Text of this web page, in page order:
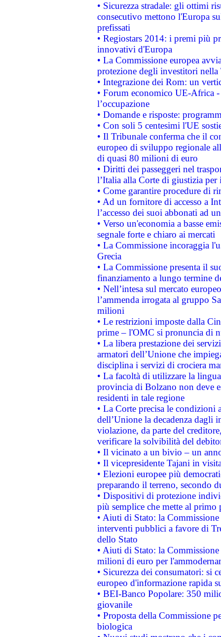
• Sicurezza stradale: gli ottimi
consecutivo mettono l'Europa
prefissati
• Regiostars 2014: i premi più
innovativi d'Europa
• La Commissione europea
protezione degli investitori
• Integrazione dei Rom: un
• Forum economico UE-Africa -
l’occupazione
• Domande e risposte:
• Con soli 5 centesimi l'UE
• Il Tribunale conferma che il
europeo di sviluppo regionale
di quasi 80 milioni di euro
• Diritti dei passeggeri nel
l’Italia alla Corte di giustizia
• Come garantire procedure di
• Ad un fornitore di accesso a
l’accesso dei suoi abbonati ad
• Verso un'economia a basse
segnale forte e chiaro ai mercati
• La Commissione incoraggia
Grecia
• La Commissione presenta il
finanziamento a lungo termine
• Nell’intesa sul mercato
l’ammenda irrogata al gruppo
milioni
• Le restrizioni imposte dalla
prime – l'OMC si pronuncia di
• La libera prestazione dei
armatori dell’Unione che
disciplina i servizi di crociera
• La facoltà di utilizzare la
provincia di Bolzano non deve
residenti in tale regione
• La Corte precisa le
dell’Unione la decadenza dagli
violazione, da parte del
verificare la solvibilità del
• Il vicinato a un bivio – un
• Il vicepresidente Tajani in
• Elezioni europee più
preparando il terreno, secondo
• Dispositivi di protezione
più semplice che mette al primo
• Aiuti di Stato: la
interventi pubblici a favore di
dello Stato
• Aiuti di Stato: la
milioni di euro per
• Sicurezza dei consumatori: si
europeo d'informazione rapida
• BEI-Banco Popolare: 350
giovanile
• Proposta della Commissione
biologica